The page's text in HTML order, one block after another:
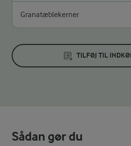
Granatæblekerner
TILFØJ TIL
Sådan gør du